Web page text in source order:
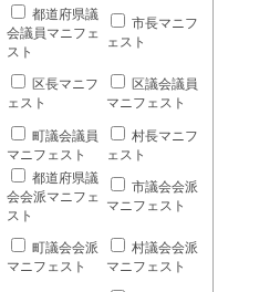
都道府県議
会議員マニフェ
スト
市長マニフ
ェスト
区長マニフ
ェスト
区議会議員
マニフェスト
町議会議員
マニフェスト
村長マニフ
ェスト
都道府県議
会会派マニフェ
スト
市議会会派
マニフェスト
町議会会派
マニフェスト
村議会会派
マニフェスト